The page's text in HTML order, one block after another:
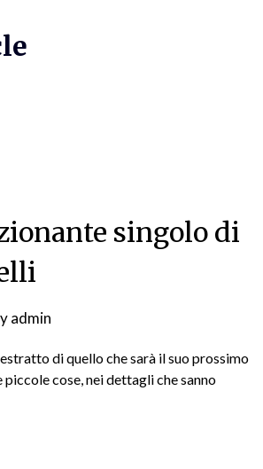
singolo di
admin
estratto di quello che sarà il suo prossimo
cose, nei dettagli che sanno